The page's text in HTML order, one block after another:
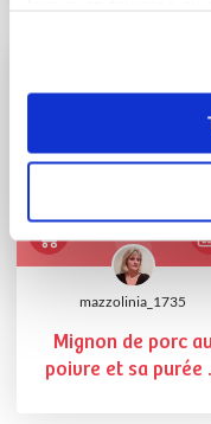
mazzolinia_1735
Mignon de porc
poivre et sa purée